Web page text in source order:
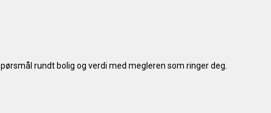
rundt bolig og verdi med megleren som ringer deg.